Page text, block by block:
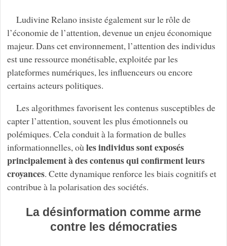
Ludivine Relano insiste également sur le rôle de
l’économie de l’attention, devenue un enjeu économique
majeur. Dans cet environnement, l’attention des individus
est une ressource monétisable, exploitée par les
plateformes numériques, les influenceurs ou encore
certains acteurs politiques.
Les algorithmes favorisent les contenus susceptibles de
capter l’attention, souvent les plus émotionnels ou
polémiques. Cela conduit à la formation de bulles
informationnelles, oùles individus sont exposés
principalement à des contenus qui confirment leurs
croyances. Cette dynamique renforce les biais cognitifs et
contribue à la polarisation des sociétés.
La désinformation comme arme
contre les démocraties